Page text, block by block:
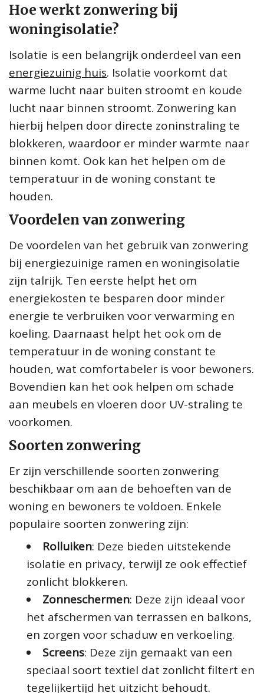
Hoe werkt zonwering bij
woningisolatie?
Isolatie is een belangrijk onderdeel van een
energiezuinig huis. Isolatie voorkomt dat
warme lucht naar buiten stroomt en koude
lucht naar binnen stroomt. Zonwering kan
hierbij helpen door directe zoninstraling te
blokkeren, waardoor er minder warmte naar
binnen komt. Ook kan het helpen om de
temperatuur in de woning constant te
houden.
Voordelen van zonwering
De voordelen van het gebruik van zonwering
bij energiezuinige ramen en woningisolatie
zijn talrijk. Ten eerste helpt het om
energiekosten te besparen door minder
energie te verbruiken voor verwarming en
koeling. Daarnaast helpt het ook om de
temperatuur in de woning constant te
houden, wat comfortabeler is voor bewoners.
Bovendien kan het ook helpen om schade
aan meubels en vloeren door UV-straling te
voorkomen.
Soorten zonwering
Er zijn verschillende soorten zonwering
beschikbaar om aan de behoeften van de
woning en bewoners te voldoen. Enkele
populaire soorten zonwering zijn:
Rolluiken: Deze bieden uitstekende
isolatie en privacy, terwijl ze ook effectief
zonlicht blokkeren.
Zonneschermen: Deze zijn ideaal voor
het afschermen van terrassen en balkons,
en zorgen voor schaduw en verkoeling.
Screens: Deze zijn gemaakt van een
speciaal soort textiel dat zonlicht filtert en
tegelijkertijd het uitzicht behoudt.